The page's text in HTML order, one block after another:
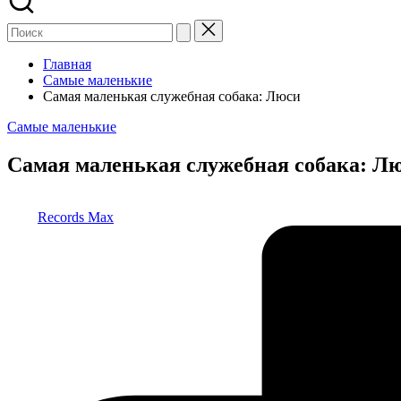
Главная
Самые маленькие
Самая маленькая служебная собака: Люси
Опубликовано
Самые маленькие
Самая маленькая служебная собака:
Records Max